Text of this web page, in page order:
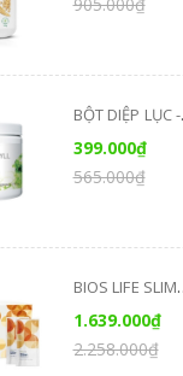
BỘT DIỆP LỤC -
SUPER
CHLOROPHYLL
399.000₫
565.000₫
BIOS LIFE SLIM
UNICITY HỖ TRỢ
GIẢM CÂN, GIÚP
1.639.000₫
2.258.000₫